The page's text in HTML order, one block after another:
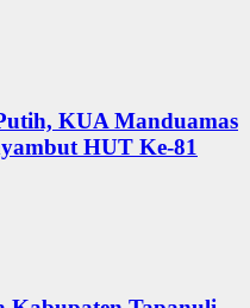
KUA Manduamas
HUT Ke-81